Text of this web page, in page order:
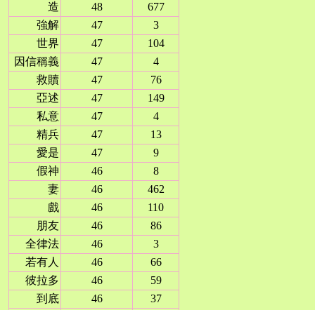
造
48
677
強解
47
3
世界
47
104
因信稱義
47
4
救贖
47
76
亞述
47
149
私意
47
4
精兵
47
13
愛是
47
9
假神
46
8
妻
46
462
戲
46
110
朋友
46
86
全律法
46
3
若有人
46
66
彼拉多
46
59
到底
46
37